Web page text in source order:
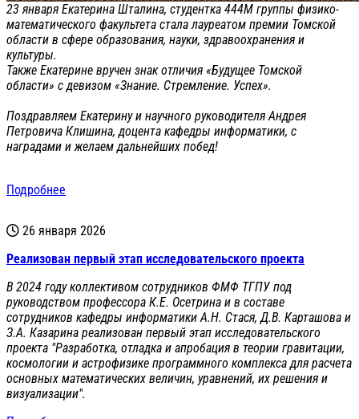
23 января Екатерина Шталина, студентка 444М группы физико-
математического факультета стала лауреатом премии Томской
области в сфере образования, науки, здравоохранения и
культуры.
Также Екатерине вручен знак отличия «Будущее Томской
области» с девизом «Знание. Стремление. Успех».
Поздравляем Екатерину и научного руководителя Андрея
Петровича Клишина, доцента кафедры информатики, с
наградами и желаем дальнейших побед!
Подробнее
26 января 2026
Реализован первый этап исследовательского проекта
В 2024 году коллективом сотрудников ФМФ ТГПУ под
руководством профессора К.Е. Осетрина и в составе
сотрудников кафедры информатики А.Н. Стася, Д.В. Карташова и
З.А. Казарина реализован первый этап исследовательского
проекта "Разработка, отладка и апробация в теории гравитации,
космологии и астрофизике программного комплекса для расчета
основных математических величин, уравнений, их решения и
визуализации".